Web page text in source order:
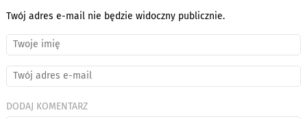
Twój adres e-mail nie będzie widoczny publicznie.
DODAJ KOMENTARZ